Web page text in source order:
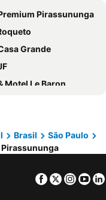
Pirassununga
Grande
Motel Le Baron
Brasil
São Paulo
Facebook
Twitter